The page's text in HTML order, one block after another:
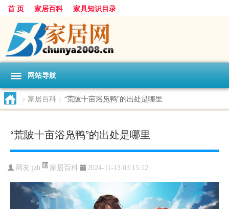
首 页 家居百科 家具知识目录
网站导航
> 家居百科 > “荒陂十亩浴凫鸭”的出处是哪里
“荒陂十亩浴凫鸭”的出处是哪里
网友:jzh 家居百科 2024-11-13 03:15:12